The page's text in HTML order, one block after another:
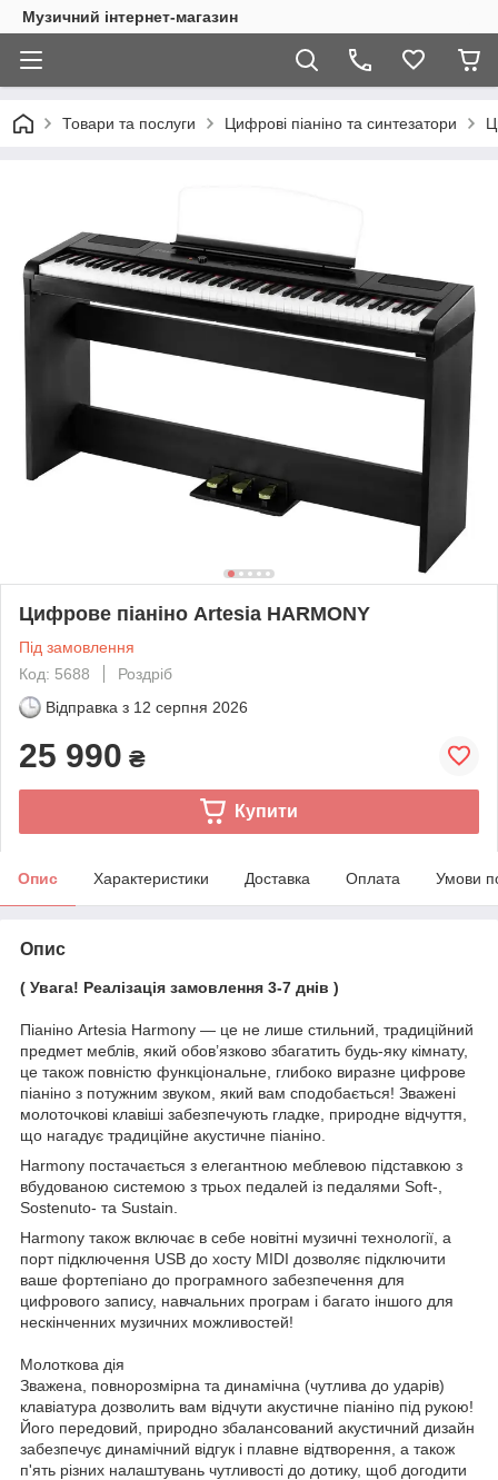
Музичний інтернет-магазин
Товари та послуги Цифрові піаніно та синтезатори
Цифрове піаніно Artesia HARMONY
Під замовлення
Код: 5688
Роздріб
Відправка з 12 серпня 2026
25 990 ₴
Купити
Опис Характеристики Доставка Оплата Умови
Опис
( Увага! Реалізація замовлення 3-7 днів )
Піаніно Artesia Harmony — це не лише стильний, традиційний
предмет меблів, який обов’язково збагатить будь-яку кімнату,
це також повністю функціональне, глибоко виразне цифрове
піаніно з потужним звуком, який вам сподобається! Зважені
молоточкові клавіші забезпечують гладке, природне відчуття,
що нагадує традиційне акустичне піаніно.
Harmony постачається з елегантною меблевою підставкою з
вбудованою системою з трьох педалей із педалями Soft-,
Sostenuto- та Sustain.
Harmony також включає в себе новітні музичні технології, а
порт підключення USB до хосту MIDI дозволяє підключити
ваше фортепіано до програмного забезпечення для
цифрового запису, навчальних програм і багато іншого для
нескінченних музичних можливостей!
Молоткова дія
Зважена, повнорозмірна та динамічна (чутлива до ударів)
клавіатура дозволить вам відчути акустичне піаніно під рукою!
Його передовий, природно збалансований акустичний дизайн
забезпечує динамічний відгук і плавне відтворення, а також
п'ять різних налаштувань чутливості до дотику, щоб догодити